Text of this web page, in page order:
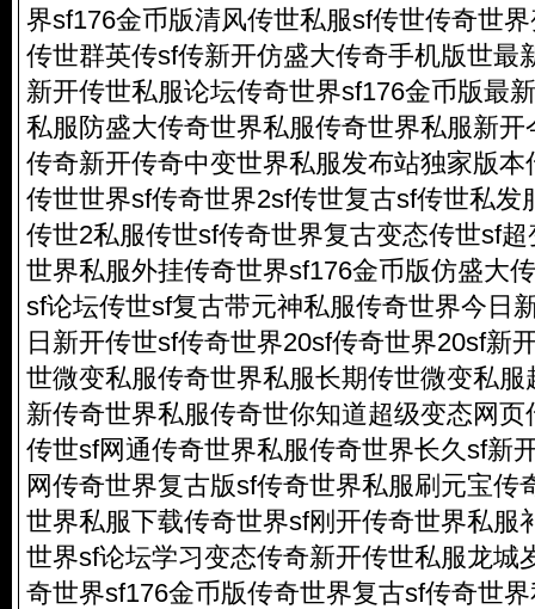
界sf176金币版清风传世私服sf传世传奇世
传世群英传sf传新开仿盛大传奇手机版世最
新开传世私服论坛传奇世界sf176金币版最
私服防盛大传奇世界私服传奇世界私服新
传奇新开传奇中变世界私服发布站独家版
传世世界sf传奇世界2sf传世复古sf传世私发
传世2私服传世sf传奇世界复古变态传世sf
世界私服外挂传奇世界sf176金币版仿盛大
sf论坛传世sf复古带元神私服传奇世界今日
日新开传世sf传奇世界20sf传奇世界20sf新
世微变私服传奇世界私服长期传世微变私
新传奇世界私服传奇世你知道超级变态网
传世sf网通传奇世界私服传奇世界长久sf新
网传奇世界复古版sf传奇世界私服刷元宝传
世界私服下载传奇世界sf刚开传奇世界私服
世界sf论坛学习变态传奇新开传世私服龙城
奇世界sf176金币版传奇世界复古sf传奇世